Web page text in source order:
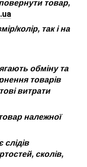
товар,
колір, так і на
обміну та
товарів
витрати
належної
слідів
сколів,